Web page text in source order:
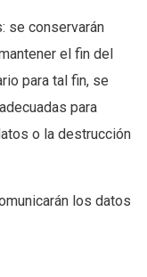
se conservarán
el fin del
para tal fin, se
para
o la destrucción
los datos